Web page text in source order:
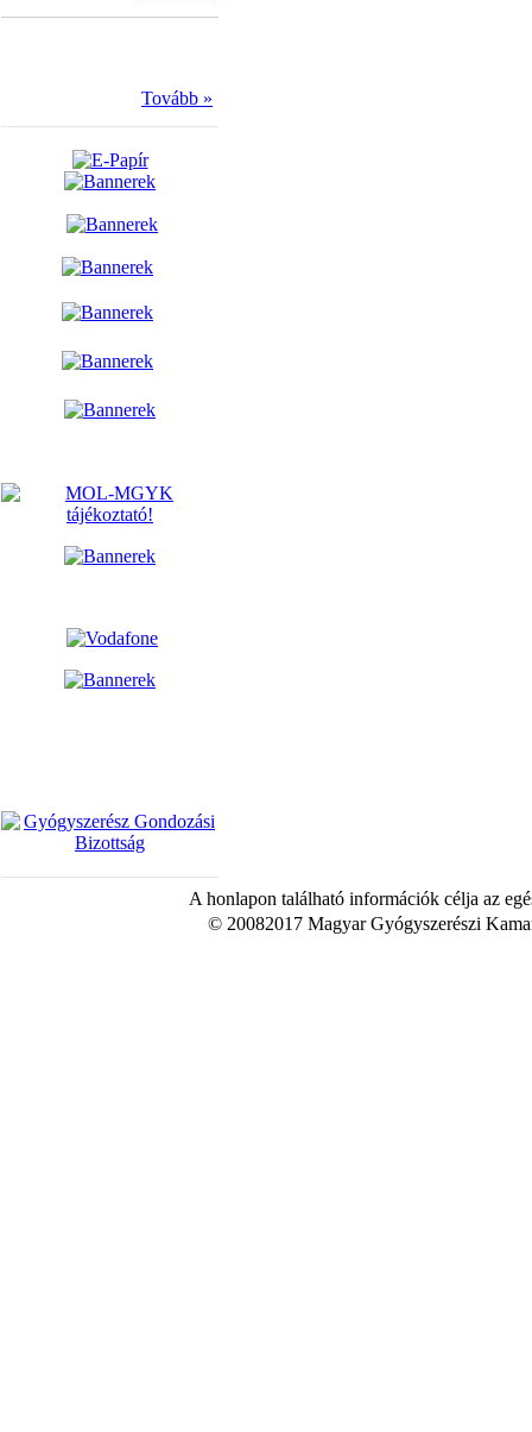
Tovább »
A honlapon található információk célja az
© 20082017 Magyar Gyógyszerészi